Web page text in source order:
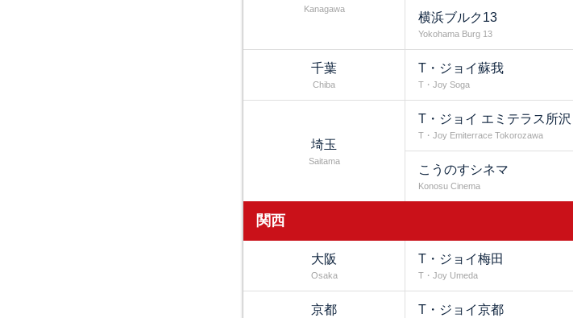
Kanagawa
横浜ブルク13
Yokohama Burg 13
千葉
Chiba
T・ジョイ蘇我
T・Joy Soga
埼玉
Saitama
T・ジョイ エミテラス所沢
T・Joy Emiterrace Tokorozawa
こうのすシネマ
Konosu Cinema
関西
大阪
Osaka
T・ジョイ梅田
T・Joy Umeda
京都 T・ジョイ京都